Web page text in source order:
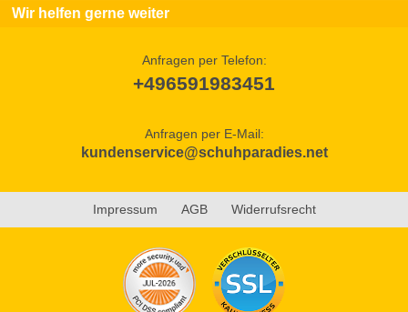
Wir helfen gerne weiter
Anfragen per Telefon:
+496591983451
Anfragen per E-Mail:
kundenservice@schuhparadies.net
Impressum AGB Widerrufsrecht